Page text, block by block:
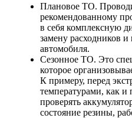
Плановое ТО.
рекомендованному
в себя комплексную
замену расходников
автомобиля.
Сезонное ТО. Это
которое
К примеру, перед
температурами, как и
проверять
состояние резины,